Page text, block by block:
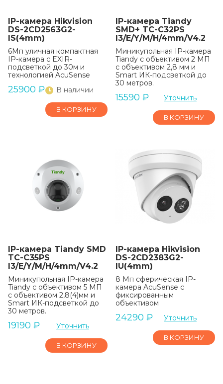
IP-камера Hikvision
DS-2CD2563G2-
IS(4mm)
6Мп уличная компактная
IP-камера с EXIR-
подсветкой до 30м и
технологией AcuSense
25900 ₽ В наличии
В КОРЗИНУ
IP-камера Tiandy
SMD+ TC-C32PS
I3/E/Y/M/H/4mm/V4.2
Миникупольная IP-камера
Tiandy с объективом 2 МП
с объективом 2,8 мм и
Smart ИК-подсветкой до
30 метров.
15590 ₽ Уточнить
В КОРЗИНУ
IP-камера Tiandy SMD
TC-C35PS
I3/E/Y/M/H/4mm/V4.2
Миникупольная IP-камера
Tiandy с объективом 5 МП
с объективом 2,8(4)мм и
Smart ИК-подсветкой до
30 метров.
19190 ₽ Уточнить
В КОРЗИНУ
IP-камера Hikvision
DS-2CD2383G2-
IU(4mm)
8 Мп сферическая IP-
камера AcuSense с
фиксированным
объективом
24290 ₽ Уточнить
В КОРЗИНУ